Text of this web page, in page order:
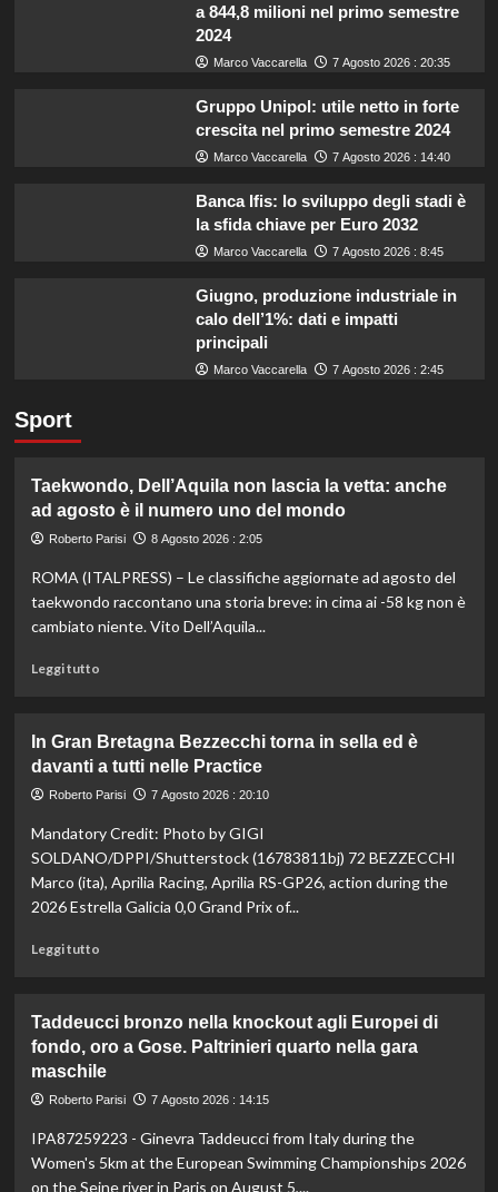
a 844,8 milioni nel primo semestre
2024
Marco Vaccarella 7 Agosto 2026 : 20:35
Gruppo Unipol: utile netto in forte
crescita nel primo semestre 2024
Marco Vaccarella 7 Agosto 2026 : 14:40
Banca Ifis: lo sviluppo degli stadi è
la sfida chiave per Euro 2032
Marco Vaccarella 7 Agosto 2026 : 8:45
Giugno, produzione industriale in
calo dell’1%: dati e impatti
principali
Marco Vaccarella 7 Agosto 2026 : 2:45
Sport
Taekwondo, Dell’Aquila non lascia la vetta: anche
ad agosto è il numero uno del mondo
Roberto Parisi 8 Agosto 2026 : 2:05
ROMA (ITALPRESS) – Le classifiche aggiornate ad agosto del
taekwondo raccontano una storia breve: in cima ai -58 kg non è
cambiato niente. Vito Dell’Aquila...
Leggi tuttoLeggi
Taekwondo,
Dell’Aquila
non
la
vetta:
anche
ad
del
mondo
In Gran Bretagna Bezzecchi torna in sella ed è
davanti a tutti nelle Practice
Roberto Parisi 7 Agosto 2026 : 20:10
Mandatory Credit: Photo by GIGI
SOLDANO/DPPI/Shutterstock (16783811bj) 72 BEZZECCHI
Marco (ita), Aprilia Racing, Aprilia RS-GP26, action during the
2026 Estrella Galicia 0,0 Grand Prix of...
Leggi tuttoLeggi
In
Gran
Bretagna
Bezzecchi
in
sella
ed
Taddeucci bronzo nella knockout agli Europei di
fondo, oro a Gose. Paltrinieri quarto nella gara
maschile
Roberto Parisi 7 Agosto 2026 : 14:15
IPA87259223 - Ginevra Taddeucci from Italy during the
Women's 5km at the European Swimming Championships 2026
on the Seine river in Paris on August 5,...